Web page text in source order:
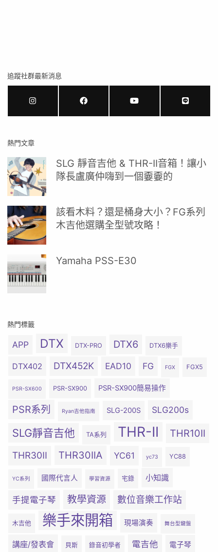
追蹤社群最新消息
熱門文章
SLG 靜音吉他 & THR-II音箱！讓小
隊長盧廣仲嗨到一個嫑嫑的
該看木料？還是桶身大小？FG系列
木吉他選購全型號攻略！
Yamaha PSS-E30
熱門標籤
APP DTX DTX-PRO DTX6 DTX6樂手
DTX402 DTX452K EAD10 FG FGX FGX5
PSR-SX600 PSR-SX900 PSR-SX900簡易操作
PSR系列 Ryan吉他指南 SLG-200S SLG200s
SLG靜音吉他 TA系列 THR-II THR10II
THR30II THR30IIA YC61 yc73 YC88
YC系列 國際代言人 學習資源 宅錄 小知識
手提電子琴 教學資源 數位音樂工作站
木吉他 樂手來開箱 現場演奏 舞台型鍵盤
講座/發表會 貝斯 錄音初學者 電吉他 電子琴